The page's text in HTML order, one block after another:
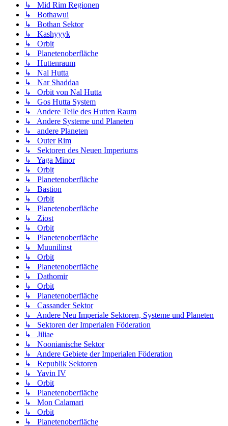
↳ Mid Rim Regionen
↳ Bothawui
↳ Bothan Sektor
↳ Kashyyyk
↳ Orbit
↳ Planetenoberfläche
↳ Huttenraum
↳ Nal Hutta
↳ Nar Shaddaa
↳ Orbit von Nal Hutta
↳ Gos Hutta System
↳ Andere Teile des Hutten Raum
↳ Andere Systeme und Planeten
↳ andere Planeten
↳ Outer Rim
↳ Sektoren des Neuen Imperiums
↳ Yaga Minor
↳ Orbit
↳ Planetenoberfläche
↳ Bastion
↳ Orbit
↳ Planetenoberfläche
↳ Ziost
↳ Orbit
↳ Planetenoberfläche
↳ Muunilinst
↳ Orbit
↳ Planetenoberfläche
↳ Dathomir
↳ Orbit
↳ Planetenoberfläche
↳ Cassander Sektor
↳ Andere Neu Imperiale Sektoren, Systeme und Planeten
↳ Sektoren der Imperialen Föderation
↳ Jiliae
↳ Noonianische Sektor
↳ Andere Gebiete der Imperialen Föderation
↳ Republik Sektoren
↳ Yavin IV
↳ Orbit
↳ Planetenoberfläche
↳ Mon Calamari
↳ Orbit
↳ Planetenoberfläche